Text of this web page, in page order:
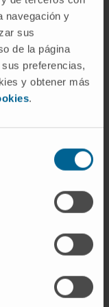
navegación y
sus
de la página
preferencias,
y obtener más
.
de
ha
Premio Bial y
En 2013 se le
la Asociación
de
Bellón
en Enfermería
Fue